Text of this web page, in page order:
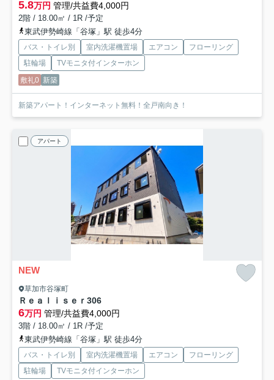
5.8万円 管理/共益費4,000円
2階 / 18.00㎡ / 1R /予定
東武伊勢崎線「谷塚」駅 徒歩4分
バス・トイレ別 室内洗濯機置場 エアコン
フローリング
駐輪場
TVモニタ付インターホン
敷礼0 新築
新築アパート！インターネット無料！全戸南向き！
アパート
NEW
草加市谷塚町
Ｒｅａｌｉｓｅｒ 306
6万円 管理/共益費4,000円
3階 / 18.00㎡ / 1R /予定
東武伊勢崎線「谷塚」駅 徒歩4分
バス・トイレ別 室内洗濯機置場 エアコン
フローリング
駐輪場
TVモニタ付インターホン